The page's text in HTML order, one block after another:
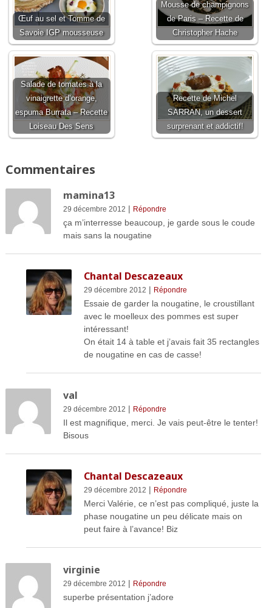
Œuf au sel et Tomme de
Savoie IGP mousseuse
Mousse de champignons
de Paris – Recette de
Christopher Hache
Salade de tomates à la
vinaigrette d’orange,
espuma Burrata – Recette
Loiseau Des Sens
Recette de Michel
SARRAN, un dessert
surprenant et addictif!
Commentaires
mamina13
29 décembre 2012 | Répondre
ça m’interresse beaucoup, je garde sous le coude
mais sans la nougatine
Chantal Descazeaux
29 décembre 2012 | Répondre
Essaie de garder la nougatine, le croustillant
avec le moelleux des pommes est super
intéressant!
On était 14 à table et j’avais fait 35 rectangles
de nougatine en cas de casse!
val
29 décembre 2012 | Répondre
Il est magnifique, merci. Je vais peut-être le tenter!
Bisous
Chantal Descazeaux
29 décembre 2012 | Répondre
Merci Valérie, ce n’est pas compliqué, juste la
phase nougatine un peu délicate mais on
peut faire à l’avance! Biz
virginie
29 décembre 2012 | Répondre
superbe présentation j’adore